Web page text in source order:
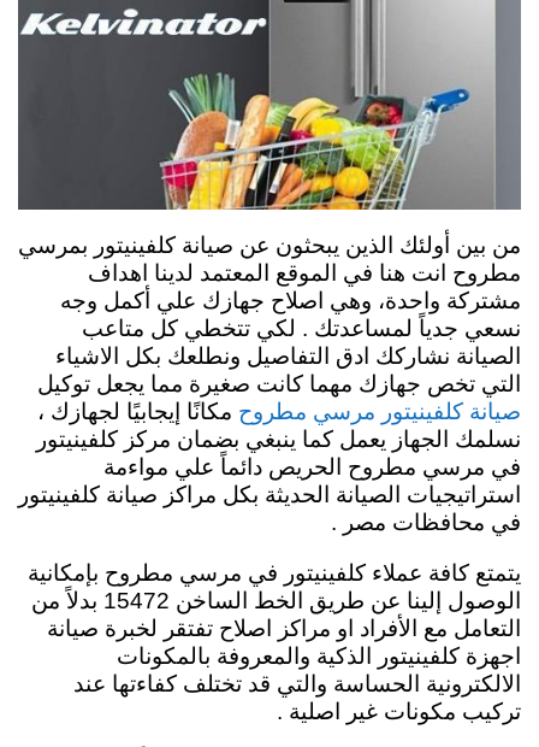
من بين أولئك الذين يبحثون عن صيانة كلفينيتور بمرسي
مطروح انت هنا في الموقع المعتمد لدينا اهداف
مشتركة واحدة، وهي اصلاح جهازك علي أكمل وجه
نسعي جدياً لمساعدتك . لكي تتخطي كل متاعب
الصيانة نشاركك ادق التفاصيل ونطلعك بكل الاشياء
التي تخص جهازك مهما كانت صغيرة مما يجعل توكيل
صيانة كلفينيتور مرسي مطروح مكانًا إيجابيًا لجهازك ،
نسلمك الجهاز يعمل كما ينبغي بضمان مركز كلفينيتور
في مرسي مطروح الحريص دائماً علي مواءمة
استراتيجيات الصيانة الحديثة بكل مراكز صيانة كلفينيتور
في محافظات مصر .
يتمتع كافة عملاء كلفينيتور في مرسي مطروح بإمكانية
الوصول إلينا عن طريق الخط الساخن 15472 بدلاً من
التعامل مع الأفراد او مراكز اصلاح تفتقر لخبرة صيانة
اجهزة كلفينيتور الذكية والمعروفة بالمكونات
الالكترونية الحساسة والتي قد تختلف كفاءتها عند
تركيب مكونات غير اصلية .